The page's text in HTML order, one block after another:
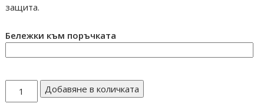
защита.
Бележки към поръчката
количество
за
Добавяне в количката